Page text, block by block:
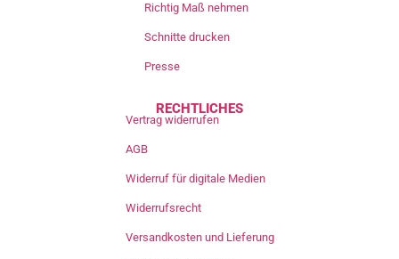
Richtig Maß nehmen
Schnitte drucken
Presse
RECHTLICHES
Vertrag widerrufen
AGB
Widerruf für digitale Medien
Widerrufsrecht
Versandkosten und Lieferung